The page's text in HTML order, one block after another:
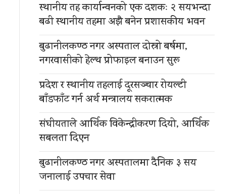
स्थानीय तह कार्यान्वनको एक दशकः २ सयभन्दा
बढी स्थानीय तहमा अझै बनेन प्रशासकीय भवन
बुढानीलकण्ठ नगर अस्पताल दोस्रो बर्षमा,
नगरवासीको हेल्थ प्रोफाइल बनाउन सुरू
प्रदेश र स्थानीय तहलाई दूरसञ्चार रोयल्टी
बाँडफाँट गर्न अर्थ मन्त्रालय सकरात्मक
संघीयताले आर्थिक विकेन्द्रीकरण दियो, आर्थिक
सबलता दिएन
बुढानीलकण्ठ नगर अस्पतालमा दैनिक ३ सय
जनालाई उपचार सेवा